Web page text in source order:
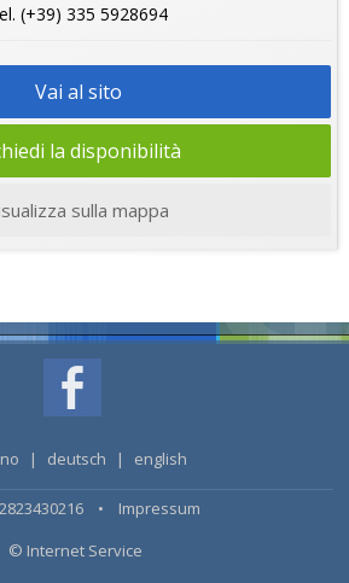
(+39) 335 5928694
Vai al sito
la disponibilità
sulla mappa
| deutsch | english
• Impressum
© Internet Service